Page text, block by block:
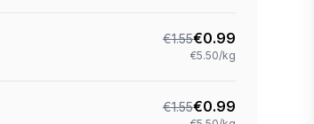
€1.55€0.99
€5.50/kg
€1.55€0.99